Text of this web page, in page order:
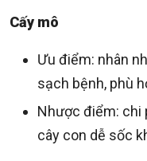
Cấy mô
Ưu điểm: nhân
sạch bệnh, phù
Nhược điểm: chi
cây con dễ sốc